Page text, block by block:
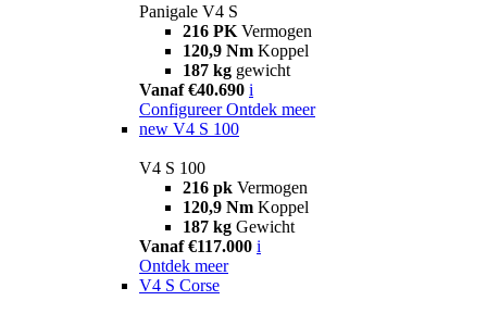
Panigale V4 S
216 PK Vermogen
120,9 Nm Koppel
187 kg gewicht
Vanaf €40.690 i
Configureer Ontdek meer
new V4 S 100
V4 S 100
216 pk Vermogen
120,9 Nm Koppel
187 kg Gewicht
Vanaf €117.000 i
Ontdek meer
V4 S Corse